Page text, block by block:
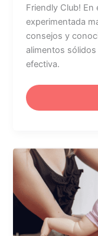
Friendly Club!
experimentada
consejos y
alimentos
efectiva.